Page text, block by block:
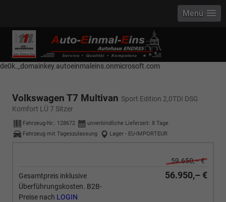
------------ Host Name : selector1._domainkey Points to address or value:
selector1-aee-de0k._domainkey.autoeinmaleins.onmicrosoft.com Host
Name : selector2._domainkey Points to address or value: selector2-aee-
de0k._domainkey.autoeinmaleins.onmicrosoft.com
Menü
Volkswagen T7 Multivan Sport Edition 2,0TDI DSG
Komfort LÜ 7 Sitzer
Fahrzeug-Nr.: 128672 unverbindliche Lieferzeit: 8 Tage
Fahrzeug mit Tageszulassung
Lager - EU-IMPORTEUR
59.650,– €
Gesamtpreis inklusive
Überführungskosten. B2B-
Preise nach LOGIN
56.950,– €